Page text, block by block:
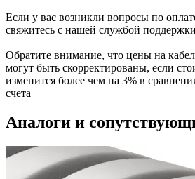
Если у вас возникли вопросы по
свяжитесь с нашей службой
Обратите внимание, что цены на
могут быть скорректированы, если
изменится более чем на 3% в
счета
Аналоги и